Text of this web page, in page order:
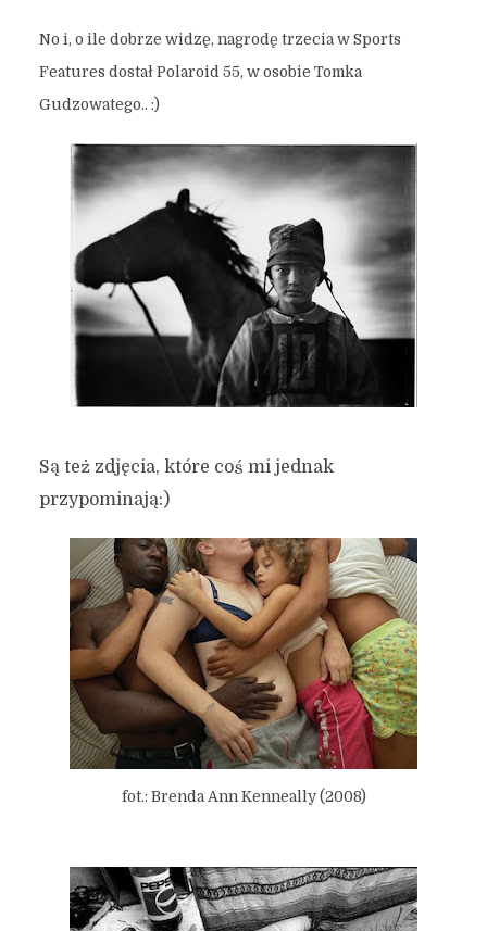
No i, o ile dobrze widzę, nagrodę trzecia w Sports
Features dostał Polaroid 55, w osobie Tomka
Gudzowatego.. :)
Są też zdjęcia, które coś mi jednak
przypominają:)
fot.: Brenda Ann Kenneally (2008)